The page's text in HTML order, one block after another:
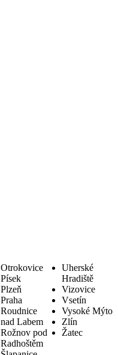
Otrokovice
Písek
Plzeň
Praha
Roudnice
nad Labem
Rožnov pod
Radhoštěm
Uherské
Hradiště
Vizovice
Vsetín
Vysoké Mýto
Zlín
Žatec